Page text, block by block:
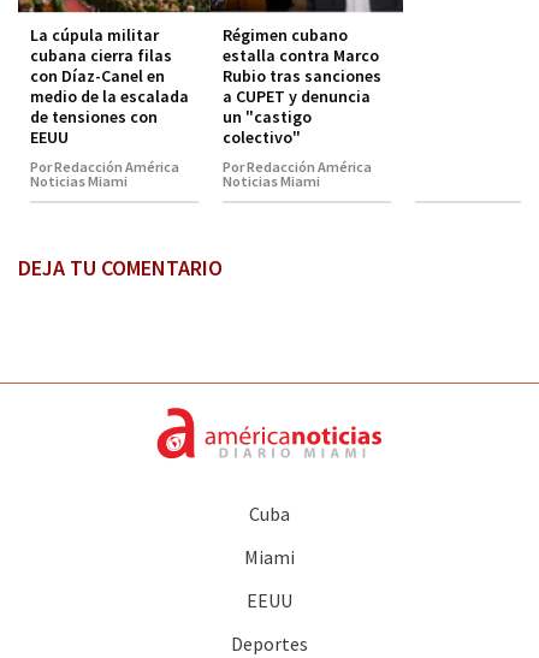
La cúpula militar
cubana cierra filas
con Díaz-Canel en
medio de la escalada
de tensiones con
EEUU
Por Redacción América
Noticias Miami
Régimen cubano
estalla contra Marco
Rubio tras sanciones
a CUPET y denuncia
un "castigo
colectivo"
Por Redacción América
Noticias Miami
DEJA TU COMENTARIO
Cuba
Miami
EEUU
Deportes